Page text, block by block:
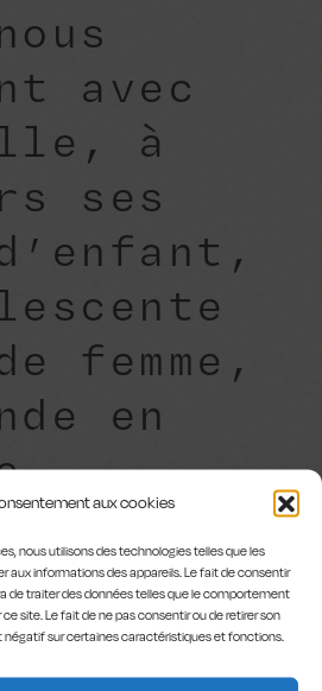
aux cookies
nous utilisons des technologies telles que les
aux informations des appareils. Le fait de consentir
de traiter des données telles que le comportement
site. Le fait de ne pas consentir ou de retirer son
sur certaines caractéristiques et fonctions.
avec
à
ses
femme,
en
où la
fait